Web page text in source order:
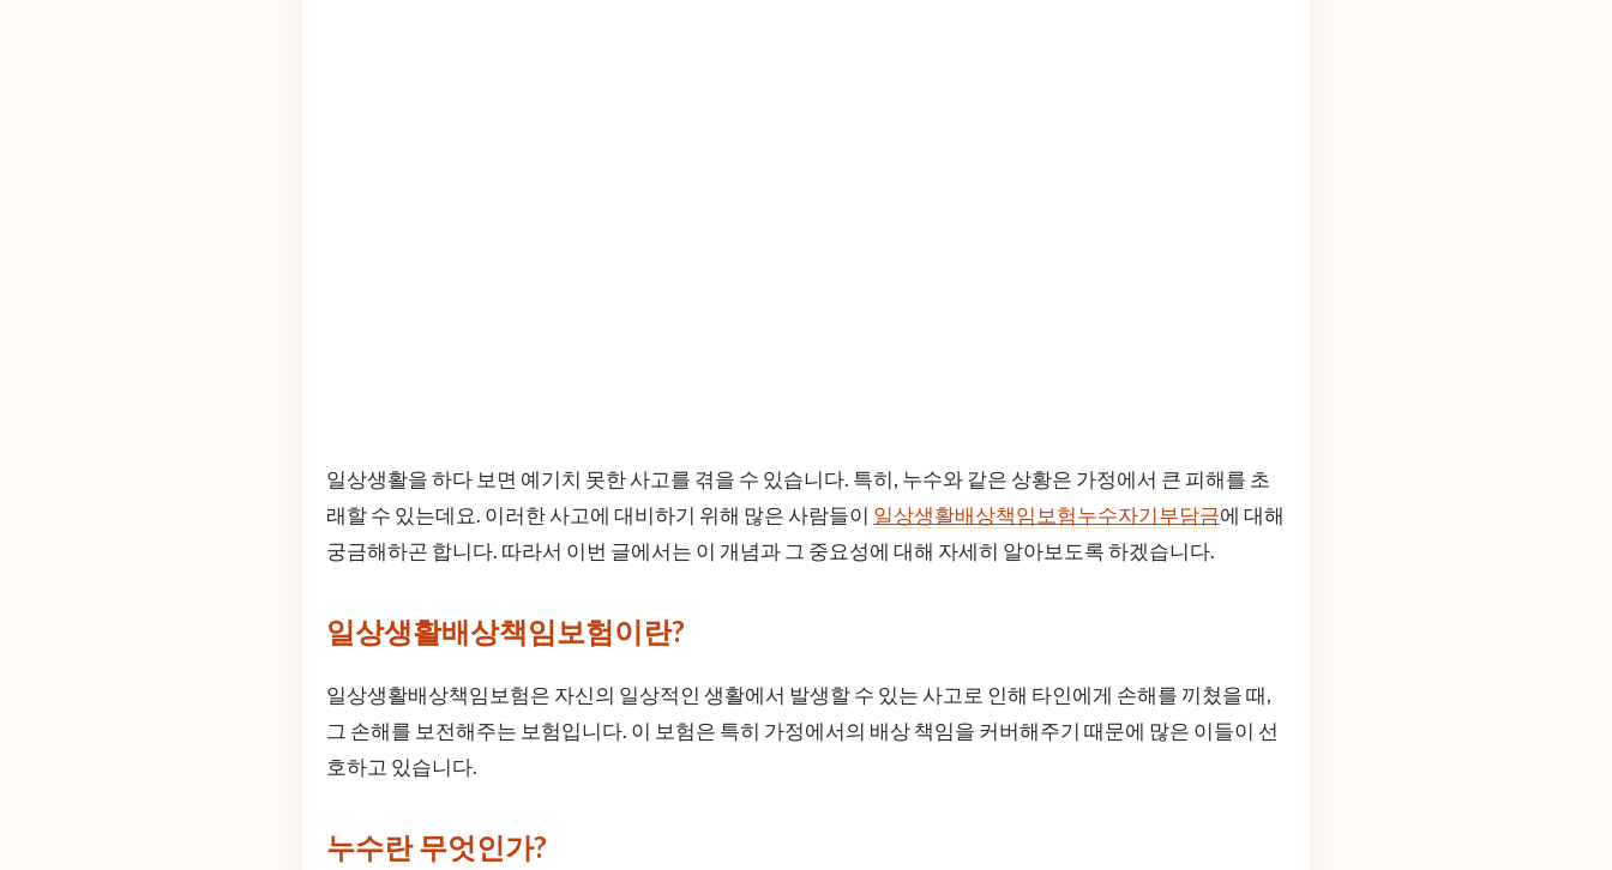
일상생활을 하다 보면 예기치 못한 사고를 겪을 수 있습니다. 특히, 누수와 같은 상황은 가정에서 큰 피해를 초
래할 수 있는데요. 이러한 사고에 대비하기 위해 많은 사람들이 일상생활배상책임보험누수자기부담금에 대해
궁금해하곤 합니다. 따라서 이번 글에서는 이 개념과 그 중요성에 대해 자세히 알아보도록 하겠습니다.
일상생활배상책임보험이란?
일상생활배상책임보험은 자신의 일상적인 생활에서 발생할 수 있는 사고로 인해 타인에게 손해를 끼쳤을 때,
그 손해를 보전해주는 보험입니다. 이 보험은 특히 가정에서의 배상 책임을 커버해주기 때문에 많은 이들이 선
호하고 있습니다.
누수란 무엇인가?